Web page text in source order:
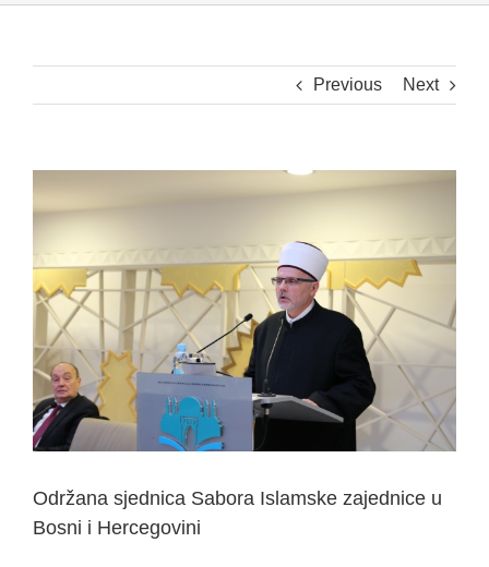
Previous Next
Larger
Održana sjednica Sabora Islamske zajednice u
Bosni i Hercegovini